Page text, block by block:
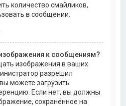
количество смайликов,
в сообщении.
к сообщениям?
изображения в ваших
разрешил
можете загрузить
Если нет, вы должны
сохранённое на